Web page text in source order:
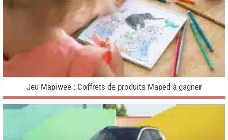
Jeu Mapiwee : Coffrets de produits Maped à gagner